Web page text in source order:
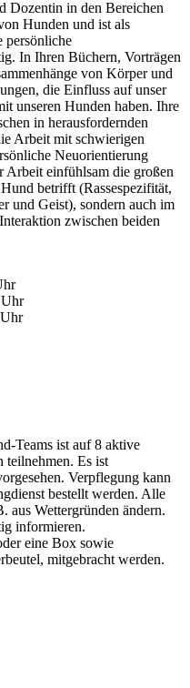
Dozentin in den Bereichen
Hunden und ist als
persönliche
In Ihren Büchern, Vorträgen
von Körper und
die Einfluss auf unser
unseren Hunden haben. Ihre
in herausfordernden
Arbeit mit schwierigen
Neuorientierung
Arbeit einfühlsam die großen
betrifft (Rassespezifität,
und Geist), sondern auch im
zwischen beiden
Uhr
Teams ist auf 8 aktive
teilnehmen. Es ist
Verpflegung kann
bestellt werden. Alle
aus Wettergründen ändern.
informieren.
eine Box sowie
mitgebracht werden.